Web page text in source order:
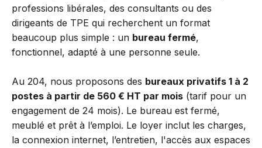
professions libérales, des consultants ou des
dirigeants de TPE qui recherchent un format
beaucoup plus simple : un bureau fermé,
fonctionnel, adapté à une personne seule.
Au 204, nous proposons des bureaux privatifs 1 à 2
postes à partir de 560 € HT par mois (tarif pour un
engagement de 24 mois). Le bureau est fermé,
meublé et prêt à l’emploi. Le loyer inclut les charges,
la connexion internet, l’entretien, l'accès aux espaces